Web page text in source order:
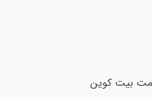
بیت کوین